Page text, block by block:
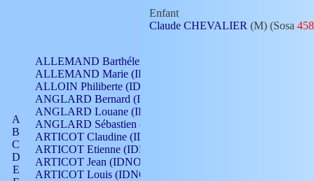
A
B
C
D
E
ALLEMAND Barthélemy (IDNO 330)
ALLEMAND Marie (IDNO 165)
ALLOIN Philiberte (IDNO 449)
ANGLARD Bernard (IDNO 4)
ANGLARD Louane (IDNO 4)
ANGLARD Sébastien (IDNO 4)
ARTICOT Claudine (IDNO 105)
ARTICOT Etienne (IDNO 420)
ARTICOT Jean (IDNO 210)
ARTICOT Louis (IDNO 420)
Enfant
Claude CHEVALIER (M) (Sosa 458